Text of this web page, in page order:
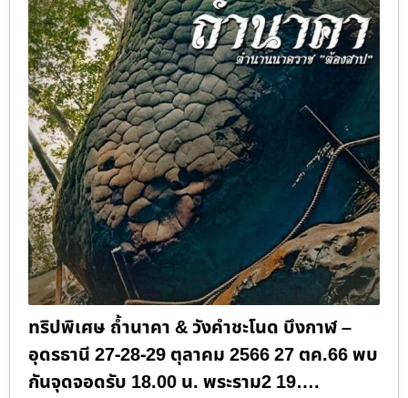
ทริปพิเศษ ถ้ำนาคา & วังคำชะโนด บึงกาฬ –
อุดรธานี 27-28-29 ตุลาคม 2566 27 ตค.66 พบ
กันจุดจอดรับ 18.00 น. พระราม2 19….